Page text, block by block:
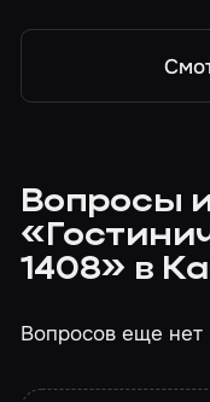
Вопросы
1408» в
Вопросов еще нет